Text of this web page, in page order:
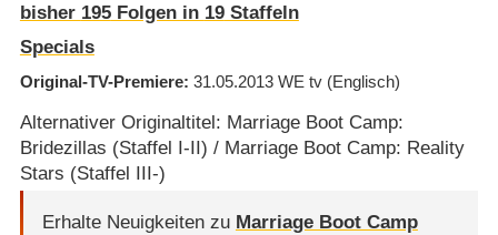
bisher 195Folgen in 19Staffeln
Specials
Original-TV-Premiere 31.05.2013 WE tv (Englisch)
Alternativer Originaltitel: Marriage Boot Camp:
Bridezillas (Staffel I-II) / Marriage Boot Camp: Reality
Stars (Staffel III-)
Erhalte Neuigkeiten zu Marriage Boot Camp